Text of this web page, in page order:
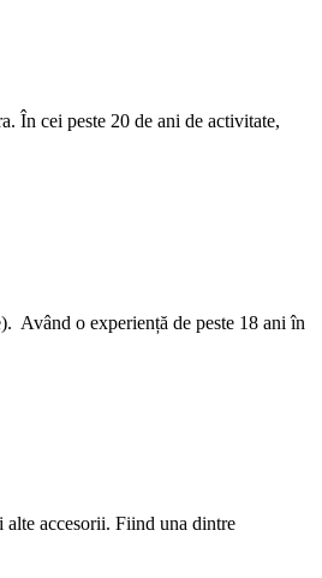
În cei peste 20 de ani de activitate,
Având o experiență de peste 18 ani în
accesorii. Fiind una dintre